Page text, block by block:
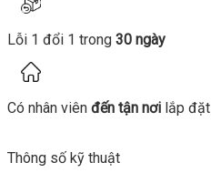
Lỗi 1 đổi 1 trong 30 ngày
Có nhân viên đến tận nơi lắp đặt
Thông số kỹ thuật